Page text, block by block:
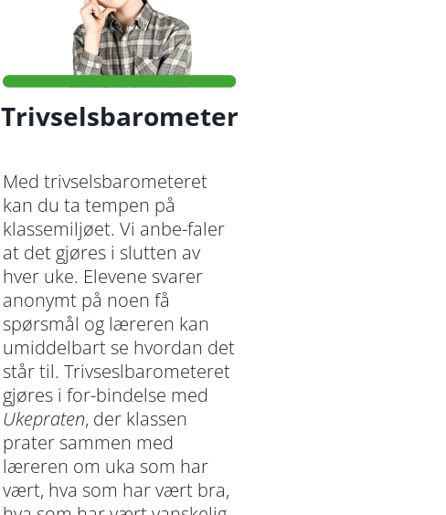
Trivselsbarometer
Med trivselsbarometeret
kan du ta tempen på
klassemiljøet. Vi anbe-faler
at det gjøres i slutten av
hver uke. Elevene svarer
anonymt på noen få
spørsmål og læreren kan
umiddelbart se hvordan det
står til. Trivseslbarometeret
gjøres i for-bindelse med
Ukepraten, der klassen
prater sammen med
læreren om uka som har
vært, hva som har vært bra,